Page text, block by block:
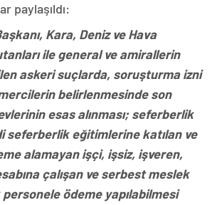
paylaşıldı:
Kara, Deniz ve Hava
ile general ve amirallerin
askeri suçlarda, soruşturma izni
belirlenmesinde son
esas alınması; seferberlik
seferberlik eğitimlerine katılan ve
alamayan işçi, işsiz, işveren,
çalışan ve serbest meslek
ödeme yapılabilmesi